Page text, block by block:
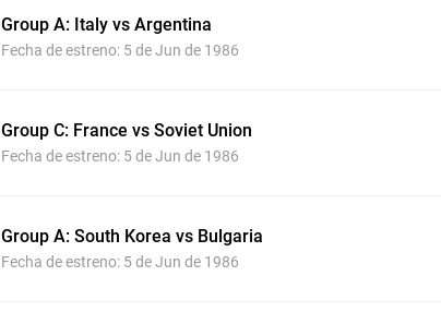
Group A: Italy vs Argentina
Fecha de estreno: 5 de Jun de 1986
Group C: France vs Soviet Union
Fecha de estreno: 5 de Jun de 1986
Group A: South Korea vs Bulgaria
Fecha de estreno: 5 de Jun de 1986